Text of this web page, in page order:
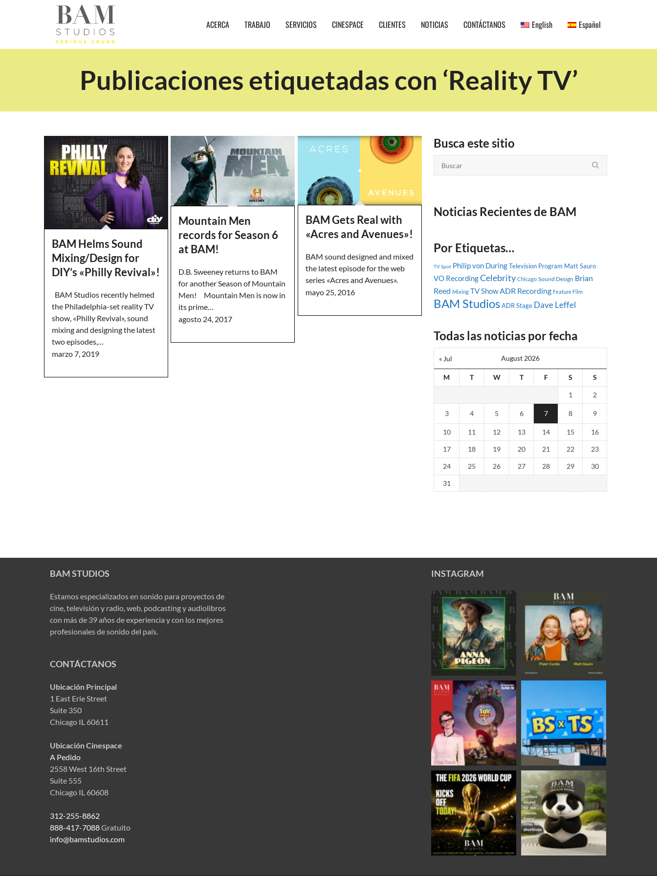
ACERCA TRABAJO SERVICIOS CINESPACE CLIENTES NOTICIAS CONTÁCTANOS English Español
Publicaciones etiquetadas con ‘Reality TV’
BAM Helms Sound
Mixing/Design for
DIY’s «Philly Revival»!
BAM Studios recently helmed
the Philadelphia-set reality TV
show, «Philly Revival», sound
mixing and designing the latest
two episodes,…
marzo 7, 2019
Mountain Men
records for Season 6
at BAM!
D.B. Sweeney returns to BAM
for another Season of Mountain
Men! Mountain Men is now in
its prime…
agosto 24, 2017
BAM Gets Real with
«Acres and Avenues»!
BAM sound designed and mixed
the latest episode for the web
series «Acres and Avenues».
mayo 25, 2016
Busca este sitio
Noticias Recientes de BAM
Por Etiquetas…
TV Spot Philip von DuringTelevision Program Matt Sauro
VO RecordingCelebrity Chicago Sound Design Brian
Reed Mixing TV ShowADR Recording Feature Film
BAM StudiosADR Stage Dave Leffel
Todas las noticias por fecha
August 2026
M T W T F S S
« Jul
1 2
3 4 5 6 7 8 9
10 11 12 13 14 15 16
17 18 19 20 21 22 23
24 25 26 27 28 29 30
31
BAM STUDIOS
Estamos especializados en sonido para proyectos de
cine, televisión y radio, web, podcasting y audiolibros
con más de 39 años de experiencia y con los mejores
profesionales de sonido del país.
CONTÁCTANOS
Ubicación Principal
1 East Erie Street
Suite 350
Chicago IL 60611
Ubicación Cinespace
A Pedido
2558 West 16th Street
Suite 555
Chicago IL 60608
312-255-8862
888-417-7088Gratuito
info@bamstudios.com
INSTAGRAM